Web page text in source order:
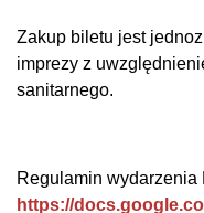
Zakup biletu jest
imprezy z
sanitarnego.
Regulamin wydarzenia
https://